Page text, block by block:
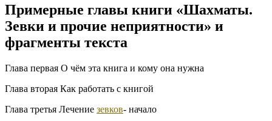
Примерные главы книги «Шахматы.
Зевки и прочие неприятности» и
фрагменты текста
Глава первая О чём эта книга и кому она нужна
Глава вторая Как работать с книгой
Глава третья Лечение зевков- начало